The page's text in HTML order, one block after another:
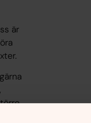
är